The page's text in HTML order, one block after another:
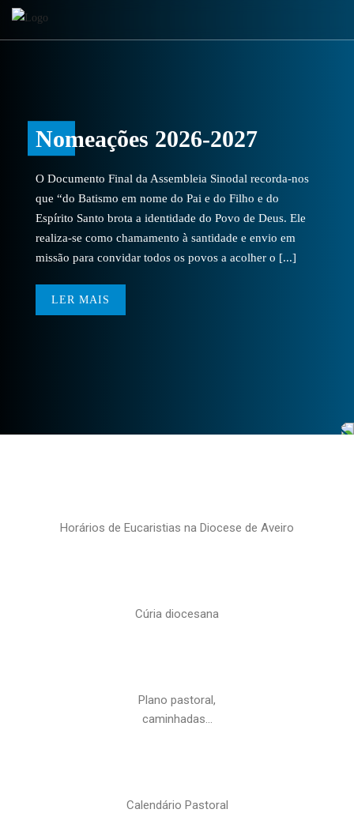
Nomeações 2026-2027
O Documento Final da Assembleia Sinodal recorda-nos
que “do Batismo em nome do Pai e do Filho e do
Espírito Santo brota a identidade do Povo de Deus. Ele
realiza-se como chamamento à santidade e envio em
missão para convidar todos os povos a acolher o [...]
LER MAIS
Horários de Eucaristias na Diocese de Aveiro
Cúria diocesana
Plano pastoral,
caminhadas…
Calendário Pastoral